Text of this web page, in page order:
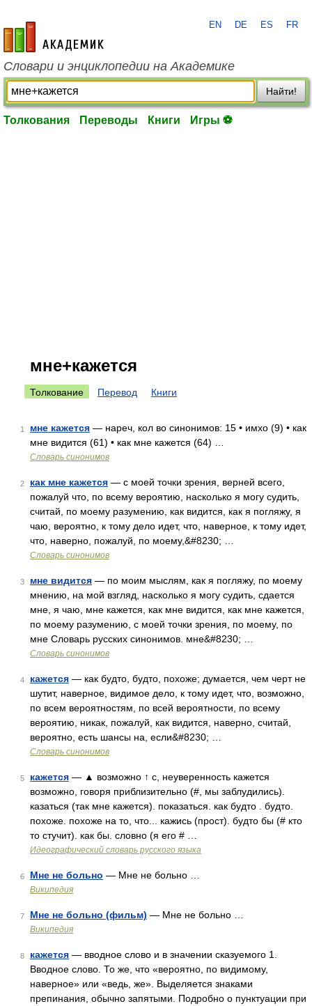
academic.ru
EN DE ES FR
Словари и энциклопедии на Академике
Найти!
Толкования Переводы Книги Игры ⚽
мне+кажется
Толкование Перевод Книги
1 мне кажется — нареч, кол во синонимов: 15 • имхо (9) • как
мне видится (61) • как мне кажется (64) …
Словарь синонимов
2 как мне кажется — с моей точки зрения, верней всего,
пожалуй что, по всему вероятию, насколько я могу судить,
считай, по моему разумению, как видится, как я погляжу, я
чаю, вероятно, к тому дело идет, что, наверное, к тому идет,
что, наверно, пожалуй, по моему,&#8230; …
Словарь синонимов
3 мне видится — по моим мыслям, как я погляжу, по моему
мнению, на мой взгляд, насколько я могу судить, сдается
мне, я чаю, мне кажется, как мне видится, как мне кажется,
по моему разумению, с моей точки зрения, по моему, по
мне Словарь русских синонимов. мне&#8230; …
Словарь синонимов
4 кажется — как будто, будто, похоже; думается, чем черт не
шутит, наверное, видимое дело, к тому идет, что, возможно,
по всем вероятностям, по всей вероятности, по всему
вероятию, никак, пожалуй, как видится, наверно, считай,
вероятно, есть шансы на, если&#8230; …
Словарь синонимов
5 кажется — ▲ возможно ↑ с, неуверенность кажется
возможно, говоря приблизительно (#, мы заблудились).
казаться (так мне кажется). показаться. как будто . будто.
похоже. похоже на то, что... кажись (прост). будто бы (# кто
то стучит). как бы. словно (я его # …
Идеографический словарь русского языка
6 Мне не больно — Мне не больно …
Википедия
7 Мне не больно (фильм) — Мне не больно …
Википедия
8 кажется — вводное слово и в значении сказуемого 1.
Вводное слово. То же, что «вероятно, по видимому,
наверное» или «ведь, же». Выделяется знаками
препинания, обычно запятыми. Подробно о пунктуации при